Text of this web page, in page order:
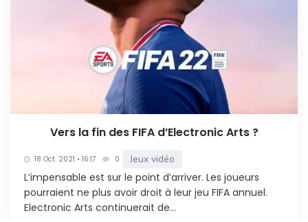
Vers la fin des FIFA d’Electronic Arts ?
18 Oct. 2021 • 16:17 0 Jeux vidéo
L’impensable est sur le point d’arriver. Les joueurs
pourraient ne plus avoir droit à leur jeu FIFA annuel.
Electronic Arts continuerait de...